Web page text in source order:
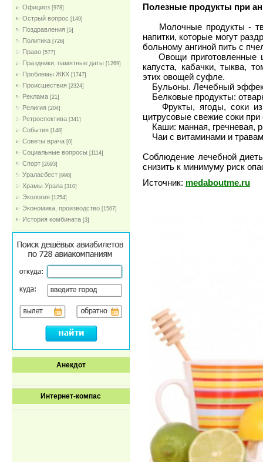
Официоз [978]
Острый вопрос [149]
Поздравления [5]
Политика [726]
Право [577]
Праздники, памятные даты [1269]
Проблемы ЖКХ [1747]
Проиcшествия [2324]
Реклама [21]
Религия [204]
Ретроспектива [341]
События [148]
Советы врача [0]
Социальные вопросы [1114]
Спорт [2693]
Ураласбест [998]
Храмы Урала [310]
Экология [1254]
Экономика, производство [1567]
История комбината [3]
Анекдот
Интернет-компас
Полезные продукты при
Молочные продукты -
напитки, которые могут
больному ангиной пить с
Овощи приготовленные
капуста, кабачки, тыква,
этих овощей суфле.
Бульоны. Лечебный
Белковые продукты:
Фрукты, ягоды, соки из
цитрусовые свежие соки
Каши: манная, гречневая,
Чаи с витаминами и
Соблюдение лечебной
снизить к минимуму риск
Источник: medaboutme.ru